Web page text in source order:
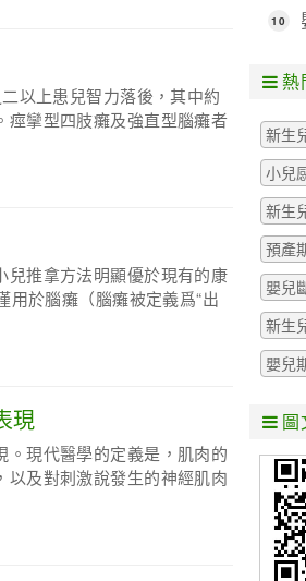
以上患兒智力落後，其中約
痙攣型四肢癱及強直型腦癱者
兒推拿方法明顯優於現有的康
於腦癱（腦癱被定義爲“出
現
現代醫學的定義是，肌肉的
以及對刺激說發生的神經肌肉
10
熱
新生
小兒
新生
預產
嬰兒
新生
嬰兒
圖